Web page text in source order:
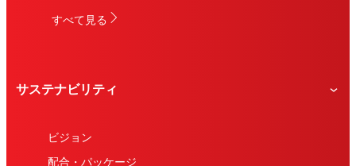
すべて見る
サステナビリティ
ビジョン
配合・パッケージ